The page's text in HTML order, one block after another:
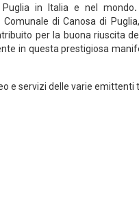
in Italia e nel mondo.
di Canosa di
per la buona riuscita
in questa prestigiosa
e servizi delle varie emittenti